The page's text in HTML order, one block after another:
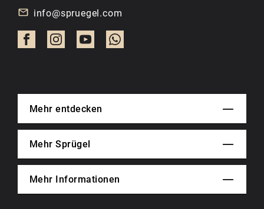
info@spruegel.com
Mehr entdecken
Mehr Sprügel
Mehr Informationen